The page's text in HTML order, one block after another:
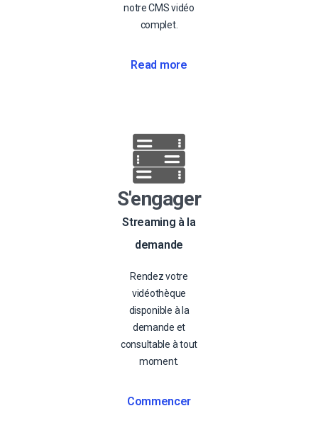
notre CMS vidéo
complet.
Read more
S'engager
Streaming à la
demande
Rendez votre
vidéothèque
disponible à la
demande et
consultable à tout
moment.
Commencer